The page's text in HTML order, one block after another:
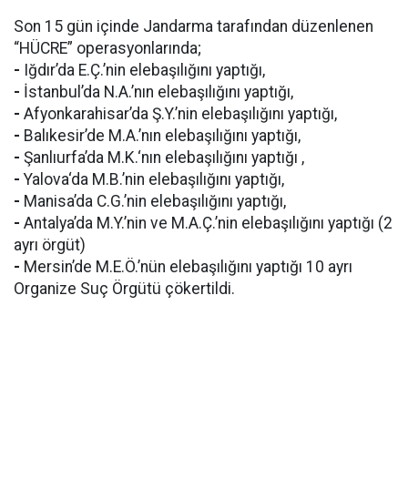
Son 15 gün içinde Jandarma tarafından düzenlenen
“HÜCRE” operasyonlarında;
- Iğdır’da E.Ç.’nin elebaşılığını yaptığı,
- İstanbul’da N.A.’nın elebaşılığını yaptığı,
- Afyonkarahisar’da Ş.Y.’nin elebaşılığını yaptığı,
- Balıkesir’de M.A.’nın elebaşılığını yaptığı,
- Şanlıurfa’da M.K.‘nın elebaşılığını yaptığı ,
- Yalova‘da M.B.’nin elebaşılığını yaptığı,
- Manisa’da C.G.’nin elebaşılığını yaptığı,
- Antalya’da M.Y.’nin ve M.A.Ç.’nin elebaşılığını yaptığı (2
ayrı örgüt)
- Mersin’de M.E.Ö.’nün elebaşılığını yaptığı 10 ayrı
Organize Suç Örgütü çökertildi.